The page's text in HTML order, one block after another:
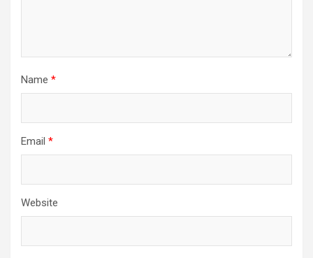
Name *
Email *
Website